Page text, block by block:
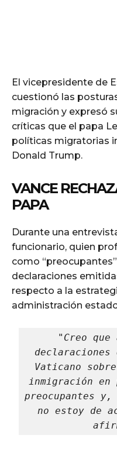
El vicepresidente de
cuestionó las
migración y expresó
críticas que el papa
políticas migratorias
Donald Trump.
VANCE
PAPA
Durante una
funcionario, quien
como
declaraciones
respecto a la
administración
"Creo
Vaticano
inmigración
preocupantes
no estoy de